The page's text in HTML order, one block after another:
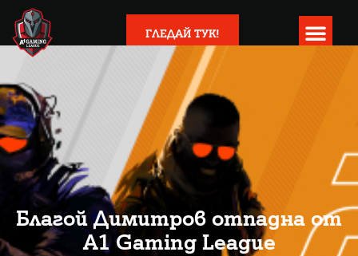
ГЛЕДАЙ ТУК!
Благой Димитров отпадна от
A1 Gaming League